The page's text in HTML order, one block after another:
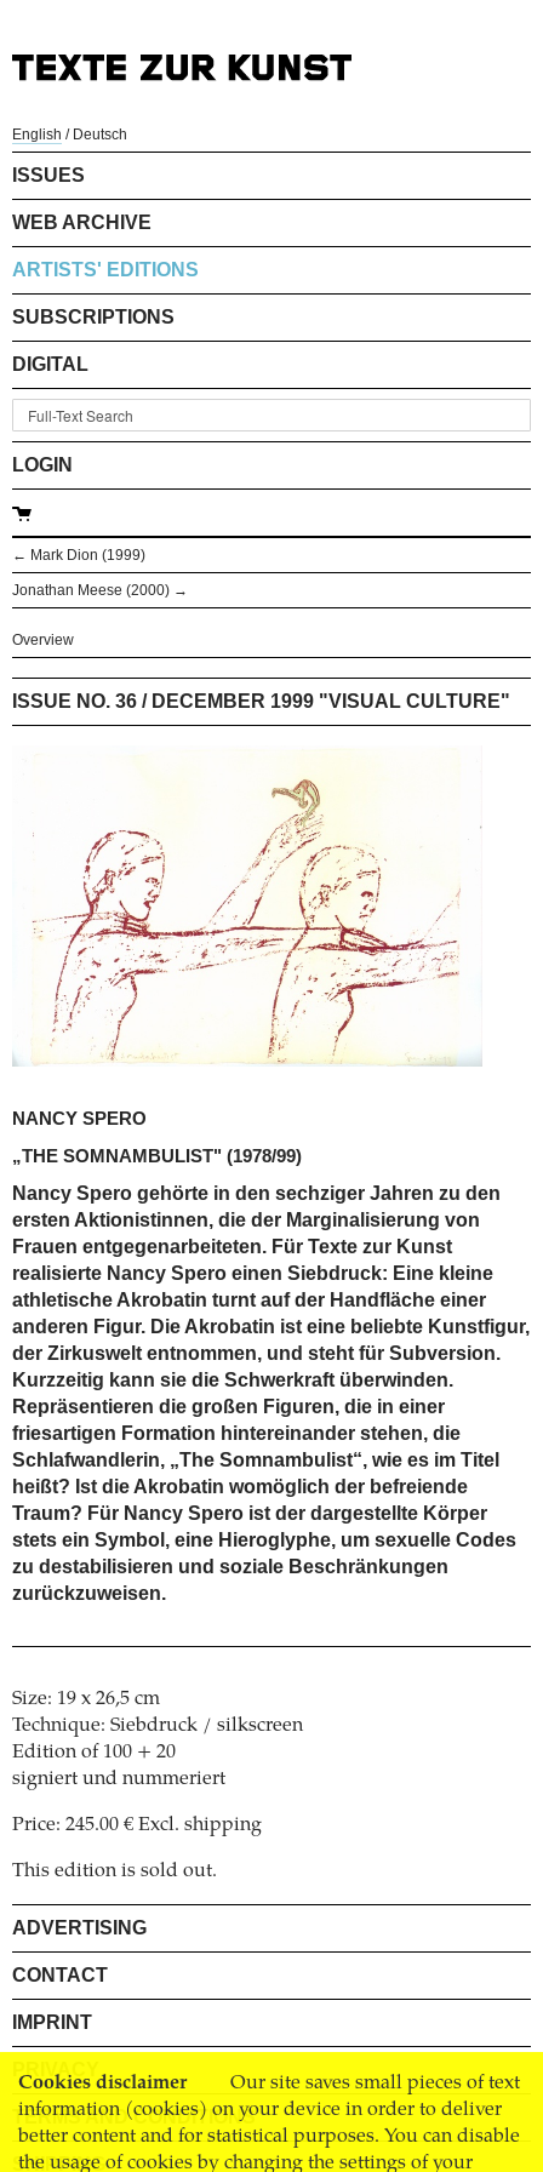
Cookies disclaimer
Our site saves small pieces of text
information (cookies) on your device in order to deliver
better content and for statistical purposes. You can disable
the usage of cookies by changing the settings of your
English / Deutsch
ISSUES
WEB ARCHIVE
ARTISTS' EDITIONS
SUBSCRIPTIONS
DIGITAL
LOGIN
← Mark Dion (1999)
Jonathan Meese (2000) →
Overview
ISSUE NO. 36 / DECEMBER 1999 "VISUAL CULTURE"
NANCY SPERO
„THE SOMNAMBULIST" (1978/99)
Nancy Spero gehörte in den sechziger Jahren zu den
ersten Aktionistinnen, die der Marginalisierung von
Frauen entgegenarbeiteten. Für Texte zur Kunst
realisierte Nancy Spero einen Siebdruck: Eine kleine
athletische Akrobatin turnt auf der Handfläche einer
anderen Figur. Die Akrobatin ist eine beliebte Kunstfigur,
der Zirkuswelt entnommen, und steht für Subversion.
Kurzzeitig kann sie die Schwerkraft überwinden.
Repräsentieren die großen Figuren, die in einer
friesartigen Formation hintereinander stehen, die
Schlafwandlerin, „The Somnambulist“, wie es im Titel
heißt? Ist die Akrobatin womöglich der befreiende
Traum? Für Nancy Spero ist der dargestellte Körper
stets ein Symbol, eine Hieroglyphe, um sexuelle Codes
zu destabilisieren und soziale Beschränkungen
zurückzuweisen.
Size: 19 x 26,5 cm
Technique: Siebdruck / silkscreen
Edition of 100 + 20
signiert und nummeriert
Price: 245.00 € Excl. shipping
This edition is sold out.
ADVERTISING
CONTACT
IMPRINT
PRIVACY
TERMS AND CONDITIONS
SHIPPING